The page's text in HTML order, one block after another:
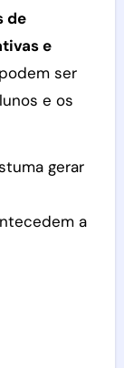
de
e
ser
e os
gerar
a